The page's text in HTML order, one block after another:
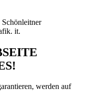
werden auf